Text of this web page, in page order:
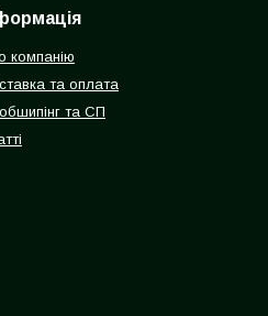
компанію
та оплата
та СП